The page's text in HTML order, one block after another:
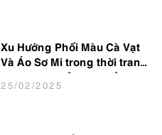
Xu Hướng Phối Màu Cà Vạt
Và Áo Sơ Mi trong thời trang
25/02/2025